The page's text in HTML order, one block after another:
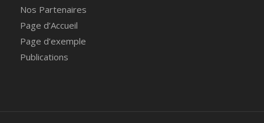
Nos Partenaires
Page d’Accueil
Page d’exemple
Publications